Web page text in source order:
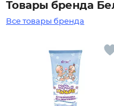
Товары бренда
Все товары бренда